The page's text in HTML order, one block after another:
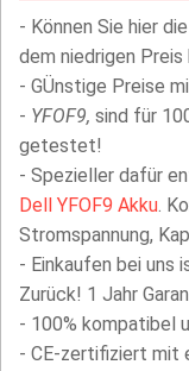
- Können Sie hier die
dem niedrigen Preis
- GÜnstige Preise
- YFOF9, sind für
getestet!
- Spezieller dafür
Dell YFOF9 Akku.
Stromspannung,
- Einkaufen bei uns
Zurück! 1 Jahr
- 100% kompatibel
- CE-zertifiziert mit